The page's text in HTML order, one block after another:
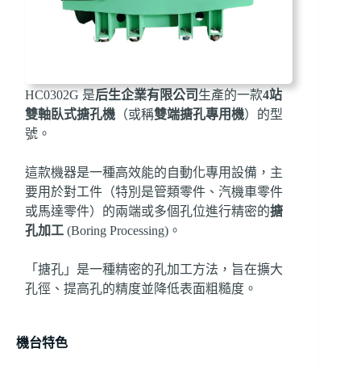
HC0302G 是后生企業有限公司 生產的一款4站
雙軸臥式搪孔機（或稱雙端搪孔專用機）的型
號。
這款機器是一種高效能的自動化專用設備，主
要用於對工件（特別是管類零件、汽機車零件
或馬達零件）的兩端或多個孔位進行精密的搪
孔加工(Boring Processing)。
「搪孔」是一種精密的孔加工方法，旨在擴大
孔徑、提高孔的精度並降低表面粗糙度。
機台特色